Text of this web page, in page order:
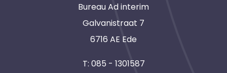
Bureau Ad interim
Galvanistraat 7
6716 AE Ede
T: 085 - 1301587